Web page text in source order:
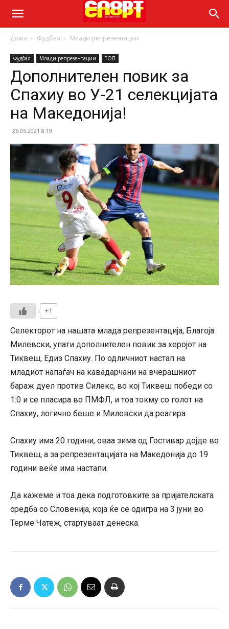
Дома Фудбал Млади репрезентации
Фудбал Млади репрезентации ТОП
Дополнителен повик за
Спахиу во У-21 селекцијата
на Македонија!
26.05.2021 8:19
+1
Селекторот на нашата млада репрезентација, Благоја
Милевски, упати дополнителен повик за херојот на
Тиквеш, Едиз Спахиу. По одличниот настап на
младиот напаѓач на кавадарчани на вчерашниот
бараж дуел против Силекс, во кој Тиквеш победи со
1:0 и се пласира во ПМФЛ, и тоа токму со голот на
Спахиу, логично беше и Милевски да реагира.
Спахиу има 20 години, оваа зима од Гостивар дојде во
Тиквеш, а за репрезентацијата на Македонија до 19
години веќе има настапи.
Да кажеме и тоа дека подготовките за пријателската
средба со Словенија, која ќе се одигра на 3 јуни во
Терме Чатеж, стартуваат денеска.